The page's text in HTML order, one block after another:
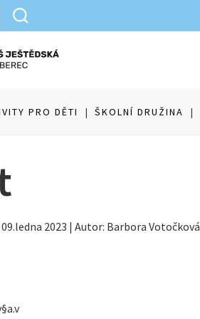
PRO DĚTI | ŠKOLNÍ DRUŽINA |
2023 | Autor: Barbora Votočková